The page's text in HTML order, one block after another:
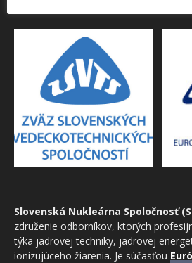
Slovenská Nukleárna Spoločnosť
združenie odborníkov, ktorých
týka jadrovej techniky, jadrovej
ionizujúceho žiarenia. Je súčasťou